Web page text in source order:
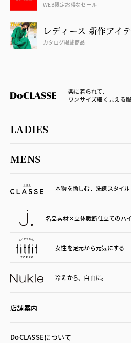
WEB限定お得なセール
レディース 新作アイ
カタログ掲載商品
楽に着られて、
ワンサイズ細く見える
LADIES
MENS
本物を愉しむ、洗練スタイル
名品素材×立体裁断仕立てのハ
女性を足元から元気にする
冷えから、 自由に。
店舗案内
DoCLASSEについて